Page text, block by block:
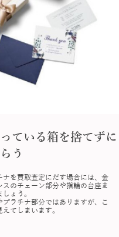
ている箱を捨てずに
う
を買取査定にだす場合には、金
のチェーン部分や指輪の台座ま
ょう。
ラチナ部分ではありますが、こ
てしまいます。